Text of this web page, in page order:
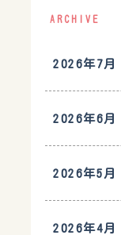
ARCHIVE
2026年7月
2026年6月
2026年5月
2026年4月